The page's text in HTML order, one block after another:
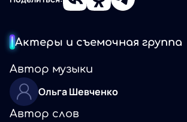
Актеры и съемочная группа
Автор музыки
Ольга Шевченко
Автор слов